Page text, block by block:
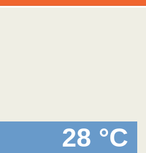
28 °C